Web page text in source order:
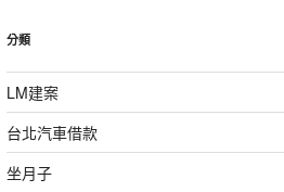
分類
LM建案
台北汽車借款
坐月子